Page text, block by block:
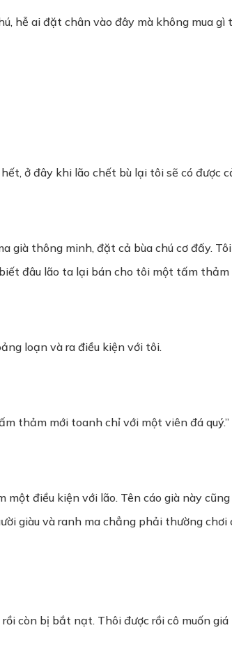
hễ ai đặt chân vào đây mà không mua gì
ở đây khi lão chết bù lại tôi sẽ có được
già thông minh, đặt cả bùa chú cơ đấy.
đâu lão ta lại bán cho tôi một tấm
loạn và ra điều kiện với tôi.
thảm mới toanh chỉ với một viên đá quý.”
điều kiện với lão. Tên cáo già này
giàu và ranh ma chẳng phải thường
còn bị bắt nạt. Thôi được rồi cô muốn